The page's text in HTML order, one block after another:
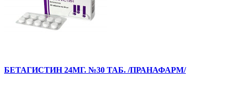
БЕТАГИСТИН 24МГ. №30 ТАБ. /ПРАНАФАРМ/